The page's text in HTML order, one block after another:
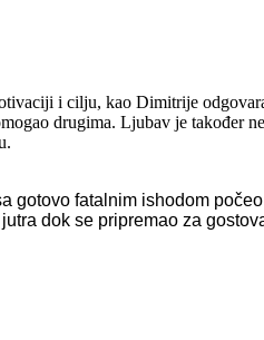
i cilju, kao Dimitrije
drugima. Ljubav je također
gotovo fatalnim ishodom
dok se pripremao za